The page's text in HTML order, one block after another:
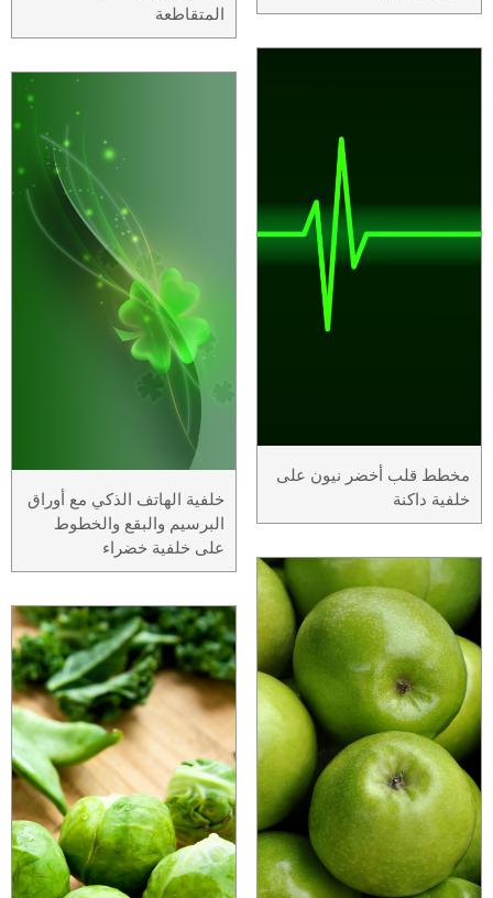
مخطط قلب أخضر نيون على
خلفية داكنة
المتقاطعة
خلفية الهاتف الذكي مع أوراق
البرسيم والبقع والخطوط
على خلفية خضراء